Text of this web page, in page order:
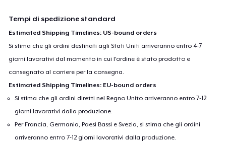
Tempi di spedizione standard
Estimated Shipping Timelines: US-bound orders
Si stima che gli ordini destinati agli Stati Uniti arriveranno entro 4-7
giorni lavorativi dal momento in cui l'ordine è stato prodotto e
consegnato al corriere per la consegna.
Estimated Shipping Timelines: EU-bound orders
Si stima che gli ordini diretti nel Regno Unito arriveranno entro 7-12
giorni lavorativi dalla produzione.
Per Francia, Germania, Paesi Bassi e Svezia, si stima che gli ordini
arriveranno entro 7-12 giorni lavorativi dalla produzione.